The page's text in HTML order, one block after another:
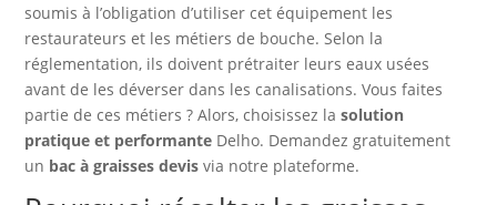
soumis à l’obligation d’utiliser cet équipement les
restaurateurs et les métiers de bouche. Selon la
réglementation, ils doivent prétraiter leurs eaux usées
avant de les déverser dans les canalisations. Vous faites
partie de ces métiers ? Alors, choisissez lasolution
pratique et performante Delho. Demandez gratuitement
un bac à graisses devis via notre plateforme.